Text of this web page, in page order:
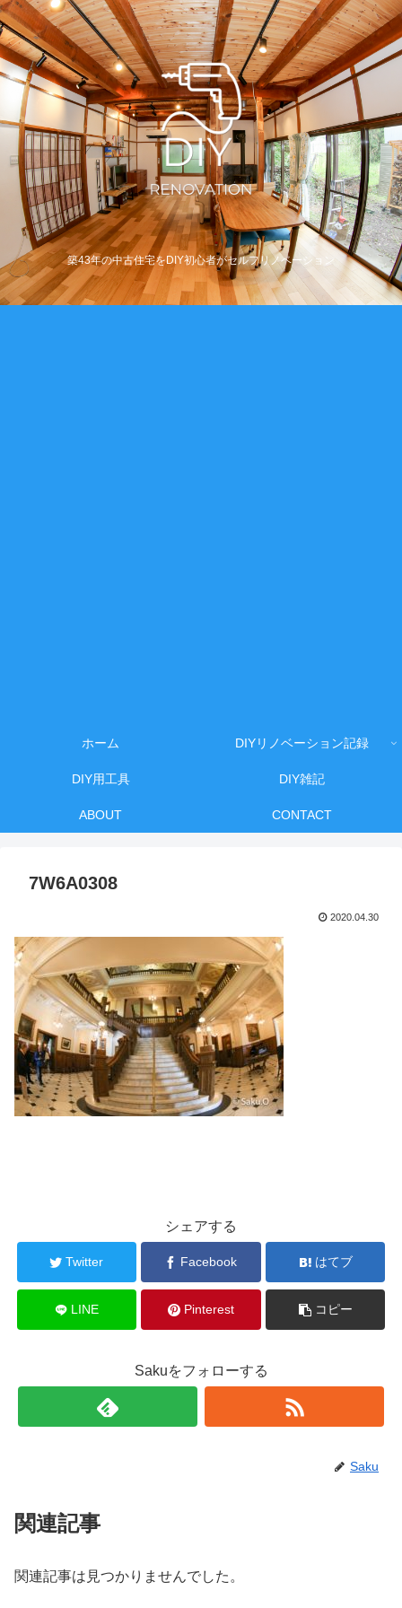
築43年の中古住宅をDIY初心者がセルフリノベーション
ホーム DIYリノベーション記録
DIY用工具 DIY雑記
ABOUT CONTACT
7W6A0308
2020.04.30
シェアする
Twitter Facebook はてブ
LINE Pinterest コピー
Sakuをフォローする
Saku
関連記事
関連記事は見つかりませんでした。